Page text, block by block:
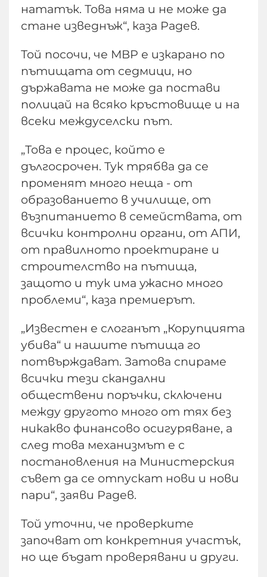
нататък. Това няма и не може да
стане изведнъж“, каза Радев.
Той посочи, че МВР е изкарано по
пътищата от седмици, но
държавата не може да постави
полицай на всяко кръстовище и на
всеки междуселски път.
„Това е процес, който е
дългосрочен. Тук трябва да се
променят много неща - от
образованието в училище, от
възпитанието в семействата, от
всички контролни органи, от АПИ,
от правилното проектиране и
строителство на пътища,
защото и тук има ужасно много
проблеми“, каза премиерът.
„Известен е слоганът „Корупцията
убива“ и нашите пътища го
потвърждават. Затова спираме
всички тези скандални
обществени поръчки, сключени
между другото много от тях без
никакво финансово осигуряване, а
след това механизмът е с
постановления на Министерския
съвет да се отпускат нови и нови
пари“, заяви Радев.
Той уточни, че проверките
започват от конкретния участък,
но ще бъдат проверявани и други.